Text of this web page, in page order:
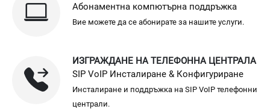
Абонаментна компютърна поддръжка
Вие можете да се абонирате за нашите услуги.
ИЗГРАЖДАНЕ НА ТЕЛЕФОННА ЦЕНТРАЛА
SIP VoIP Инсталиране & Конфигуриране
Инсталиране и поддръжка на SIP VoIP телефонни
централи.